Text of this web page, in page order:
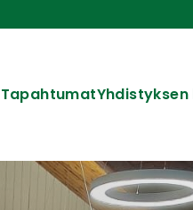
Tapahtumat